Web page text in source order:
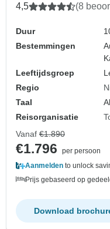
4,5 (8
Duur
Bestemmingen
Leeftijdsgroep
Regio
Taal
Reisorganisatie
Vanaf €1.890
€1.796
per persoon
Aanmelden to unlock
Prijs gebaseerd op
Download